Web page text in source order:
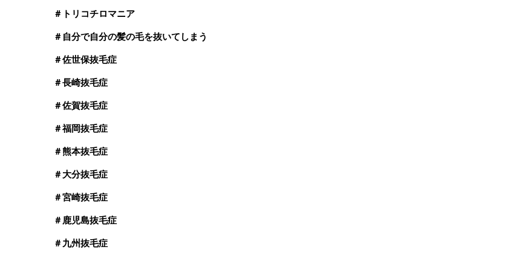
＃トリコチロマニア
＃自分で自分の髪の毛を抜いてしまう
＃佐世保抜毛症
＃長崎抜毛症
＃佐賀抜毛症
＃福岡抜毛症
＃熊本抜毛症
＃大分抜毛症
＃宮崎抜毛症
＃鹿児島抜毛症
＃九州抜毛症